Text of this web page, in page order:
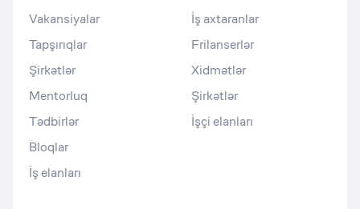
Vakansiyalar
Tapşırıqlar
Şirkətlər
Mentorluq
Tədbirlər
Bloqlar
İş elanları
İş axtaranlar
Frilanserlər
Xidmətlər
Şirkətlər
İşçi elanları